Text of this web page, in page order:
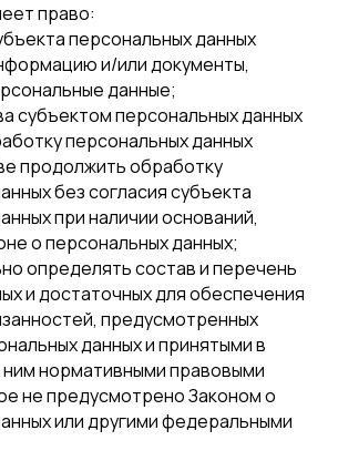
право:
персональных данных
и/или документы,
данные;
субъектом персональных данных
персональных данных
продолжить обработку
без согласия субъекта
при наличии оснований,
о персональных данных;
определять состав и перечень
и достаточных для обеспечения
предусмотренных
данных и принятыми в
нормативными правовыми
не предусмотрено Законом о
или другими федеральными